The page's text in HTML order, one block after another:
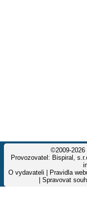
©2009-2026
Provozovatel: Bispiral,
O vydavateli
Pravidla
Spravovat